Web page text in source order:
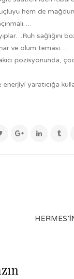
hem de
sağlığını
ve ölüm teması….
pozisyonunda,
yaratıcığa